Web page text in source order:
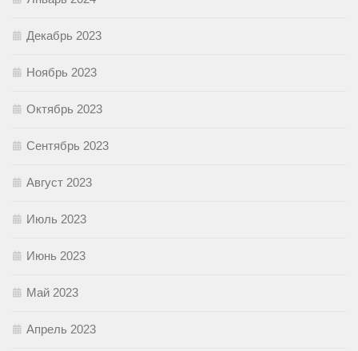
Декабрь 2023
Ноябрь 2023
Октябрь 2023
Сентябрь 2023
Август 2023
Июль 2023
Июнь 2023
Май 2023
Апрель 2023